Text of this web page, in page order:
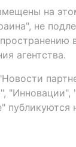
на
не
агентства.
"Инновации",
публикуются